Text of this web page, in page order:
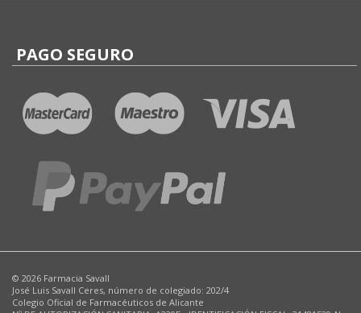
PAGO SEGURO
© 2026 Farmacia Savall
José Luis Savall Ceres, número de colegiado: 202/4
Colegio Oficial de Farmacéuticos de Alicante